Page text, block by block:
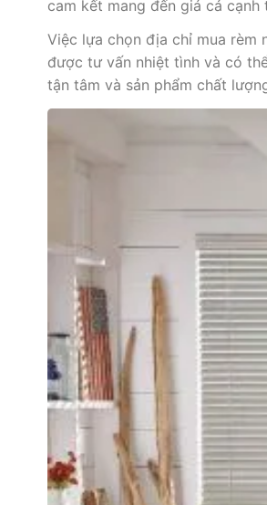
cam kết mang đến giá cả
Việc lựa chọn địa chỉ mua rèm
được tư vấn nhiệt tình và có
tận tâm và sản phẩm chất